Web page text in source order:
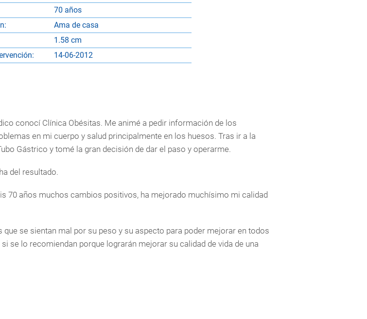
70 años
Ama de casa
1.58 cm
14-06-2012
conocí Clínica Obésitas. Me animé a pedir información de los
en mi cuerpo y salud principalmente en los huesos. Tras ir a la
Gástrico y tomé la gran decisión de dar el paso y operarme.
del resultado.
70 años muchos cambios positivos, ha mejorado muchísimo mi calidad
se sientan mal por su peso y su aspecto para poder mejorar en todos
se lo recomiendan porque lograrán mejorar su calidad de vida de una